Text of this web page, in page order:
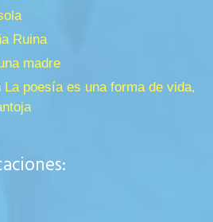
Ruina
madre
La poesía es una forma de vida,